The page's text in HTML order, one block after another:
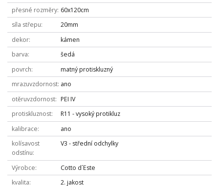
přesné rozměry 60x120cm
síla střepu
20mm
dekor
kámen
barva
šedá
povrch
matný protiskluzný
mrazuvzdornost ano
otěruvzdornost
PEI IV
protiskluznost
R11 - vysoký protikluz
kalibrace
ano
kolísavost
odstínu
V3 - střední odchylky
Výrobce
Cotto d´Este
kvalita
2. jakost